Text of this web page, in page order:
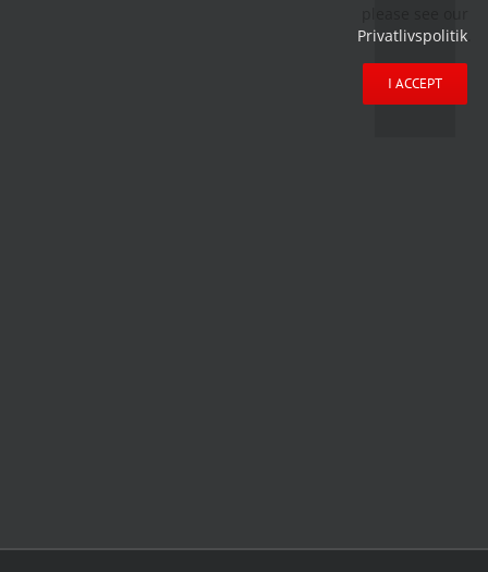
Privatlivspolitik
I ACCEPT